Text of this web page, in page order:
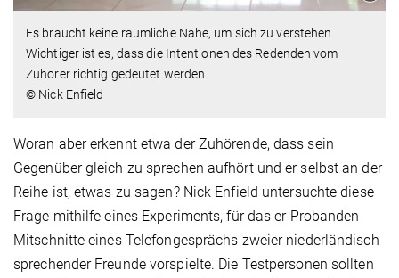
Es braucht keine räumliche Nähe, um sich zu verstehen.
Wichtiger ist es, dass die Intentionen des Redenden vom
Zuhörer richtig gedeutet werden.
© Nick Enfield
Woran aber erkennt etwa der Zuhörende, dass sein
Gegenüber gleich zu sprechen aufhört und er selbst an der
Reihe ist, etwas zu sagen? Nick Enfield untersuchte diese
Frage mithilfe eines Experiments, für das er Probanden
Mitschnitte eines Telefongesprächs zweier niederländisch
sprechender Freunde vorspielte. Die Testpersonen sollten